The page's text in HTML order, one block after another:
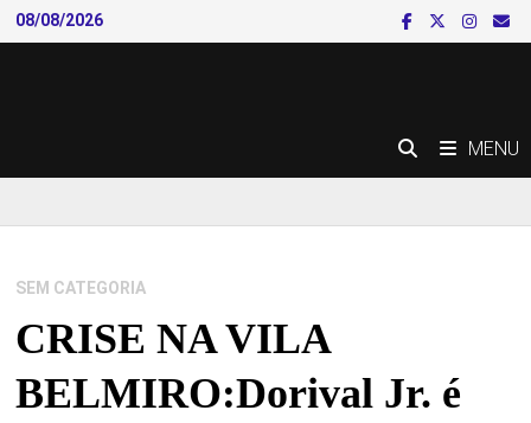
Skip
to
08/08/2026
MENU
SEM CATEGORIA
CRISE NA VILA
BELMIRO:Dorival Jr. é